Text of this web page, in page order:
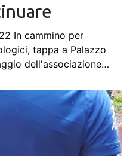
In cammino per
tappa a Palazzo
dell'associazione…